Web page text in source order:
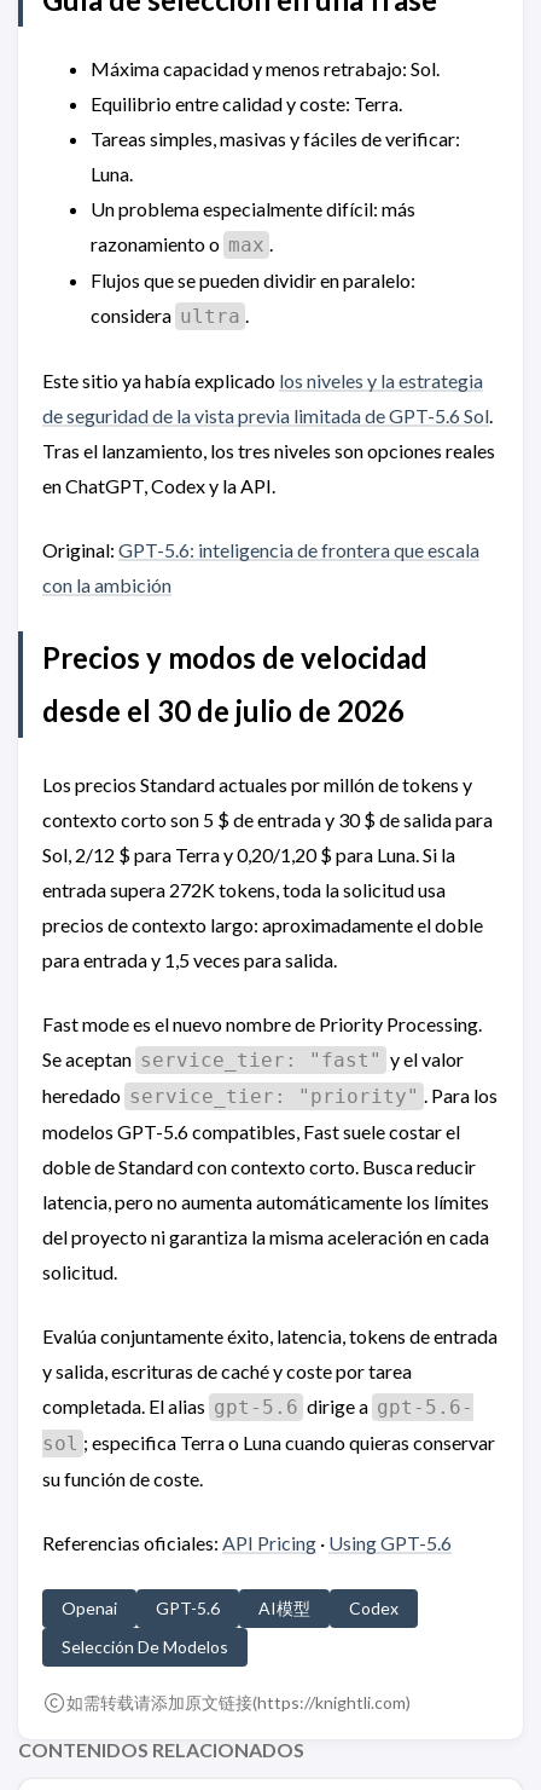
Máxima capacidad y menos retrabajo: Sol.
Equilibrio entre calidad y coste: Terra.
Tareas simples, masivas y fáciles de verificar:
Luna.
Un problema especialmente difícil: más
razonamiento o max
Flujos que se pueden dividir en paralelo:
considera ultra
Este sitio ya había explicado los niveles y la estrategia
de seguridad de la vista previa limitada de GPT-5.6 Sol
Tras el lanzamiento, los tres niveles son opciones reales
en ChatGPT, Codex y la API.
Original: GPT-5.6: inteligencia de frontera que escala
con la ambición
Precios y modos de velocidad
desde el 30 de julio de 2026
Los precios Standard actuales por millón de tokens y
contexto corto son 5 $ de entrada y 30 $ de salida para
Sol, 2/12 $ para Terra y 0,20/1,20 $ para Luna. Si la
entrada supera 272K tokens, toda la solicitud usa
precios de contexto largo: aproximadamente el doble
para entrada y 1,5 veces para salida.
Fast mode es el nuevo nombre de Priority Processing.
Se aceptan service_tier: "fast" y el valor
heredado service_tier: "priority"
. Para los
modelos GPT-5.6 compatibles, Fast suele costar el
doble de Standard con contexto corto. Busca reducir
latencia, pero no aumenta automáticamente los límites
del proyecto ni garantiza la misma aceleración en cada
solicitud.
Evalúa conjuntamente éxito, latencia, tokens de entrada
y salida, escrituras de caché y coste por tarea
completada. El alias gpt-5.6 dirige a gpt-5.6-
sol ; especifica Terra o Luna cuando quieras conservar
su función de coste.
Referencias oficiales: API Pricing · Using GPT-5.6
Openai GPT-5.6 AI模型
Codex
Selección De Modelos
如需转载请添加原文链接(https://knightli.com)
CONTENIDOS RELACIONADOS